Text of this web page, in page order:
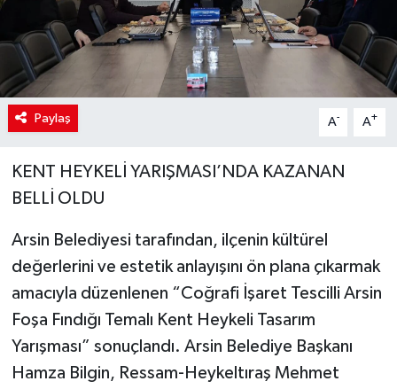
Paylaş A- A+
KENT HEYKELİ YARIŞMASI’NDA KAZANAN
BELLİ OLDU
Arsin Belediyesi tarafından, ilçenin kültürel
değerlerini ve estetik anlayışını ön plana çıkarmak
amacıyla düzenlenen “Coğrafi İşaret Tescilli Arsin
Foşa Fındığı Temalı Kent Heykeli Tasarım
Yarışması” sonuçlandı. Arsin Belediye Başkanı
Hamza Bilgin, Ressam-Heykeltıraş Mehmet